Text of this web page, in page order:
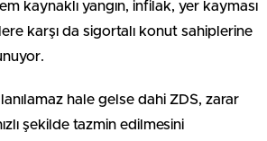
kaynaklı yangın, infilak, yer kayması
karşı da sigortalı konut sahiplerine
hale gelse dahi ZDS, zarar
şekilde tazmin edilmesini